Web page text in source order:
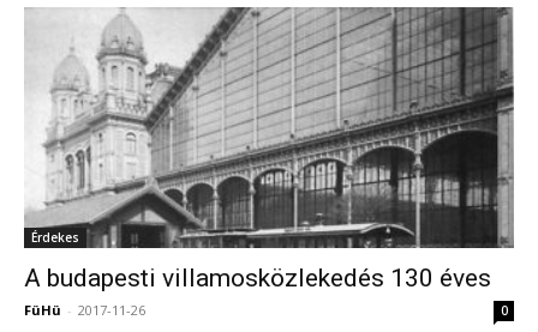
Érdekes
A budapesti villamosközlekedés 130 éves
FüHü - 2017-11-26 0